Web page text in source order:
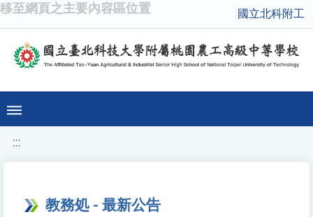
移至網頁之主要內容區位置 國立北科附工
:::
教務処 - 最新公告